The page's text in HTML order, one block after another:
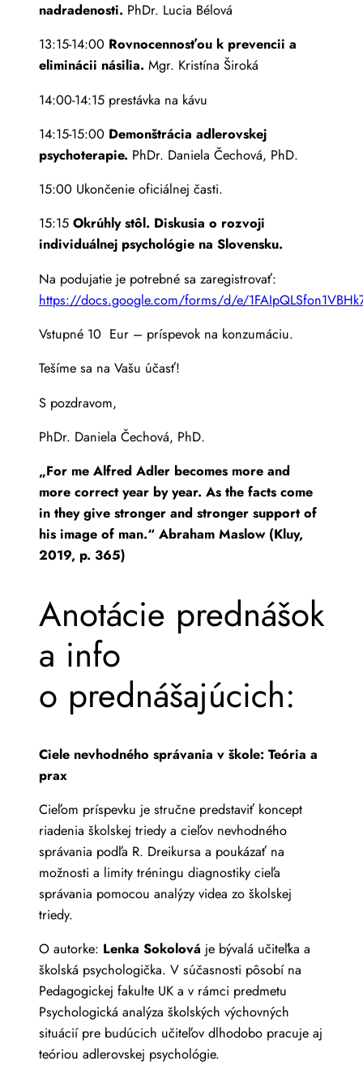
nadradenosti. PhDr. Lucia Bélová
13:15-14:00 Rovnocennosťou k prevencii a
eliminácii násilia. Mgr. Kristína Široká
14:00-14:15 prestávka na kávu
14:15-15:00 Demonštrácia adlerovskej
psychoterapie. PhDr. Daniela Čechová, PhD.
15:00 Ukončenie oficiálnej časti.
15:15 Okrúhly stôl. Diskusia o rozvoji
individuálnej psychológie na Slovensku.
Na podujatie je potrebné sa zaregistrovať:
https://docs.google.com/forms/d/e/
Vstupné 10 Eur – príspevok na konzumáciu.
Tešíme sa na Vašu účasť!
S pozdravom,
PhDr. Daniela Čechová, PhD.
„For me Alfred Adler becomes more and
more correct year by year. As the facts come
in they give stronger and stronger support of
his image of man.“ Abraham Maslow (Kluy,
2019, p. 365)
Anotácie prednášok
a info
o prednášajúcich:
Ciele nevhodného správania v škole: Teória a
prax
Cieľom príspevku je stručne predstaviť koncept
riadenia školskej triedy a cieľov nevhodného
správania podľa R. Dreikursa a poukázať na
možnosti a limity tréningu diagnostiky cieľa
správania pomocou analýzy videa zo školskej
triedy.
O autorke: Lenka Sokolová je bývalá učiteľka a
školská psychologička. V súčasnosti pôsobí na
Pedagogickej fakulte UK a v rámci predmetu
Psychologická analýza školských výchovných
situácií pre budúcich učiteľov dlhodobo pracuje aj
teóriou adlerovskej psychológie.